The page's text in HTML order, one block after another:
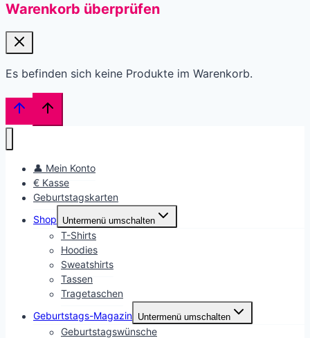
Warenkorb überprüfen
Es befinden sich keine Produkte im Warenkorb.
👤 Mein Konto
€ Kasse
Geburtstagskarten
Shop
Untermenü umschalten
T-Shirts
Hoodies
Sweatshirts
Tassen
Tragetaschen
Geburtstags-Magazin Untermenü umschalten
Geburtstagswünsche